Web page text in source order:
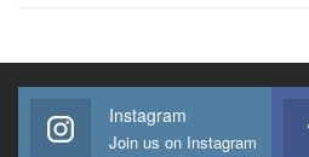
Instagram
Join us on Instagram